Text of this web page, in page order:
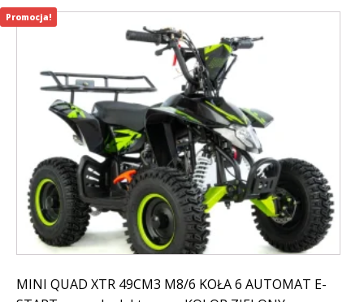
MINI QUAD XTR 49CM3 M8/6 KOŁA 6 AUTOMAT E-
Promocja!